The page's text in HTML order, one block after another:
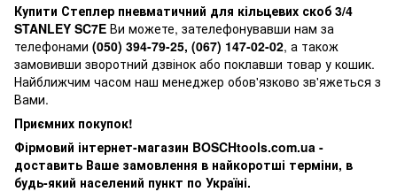
Купити Степлер пневматичний для кільцевих скоб 3/4
STANLEY SC7E Ви можете, зателефонувавши нам за
телефонами (050) 394-79-25, (067) 147-02-02, а також
замовивши зворотний дзвінок або поклавши товар у кошик.
Найближчим часом наш менеджер обов'язково зв'яжеться з
Вами.
Приємних покупок!
Фірмовий інтернет-магазин BOSCHtools.com.ua -
доставить Ваше замовлення в найкоротші терміни, в
будь-який населений пункт по Україні.